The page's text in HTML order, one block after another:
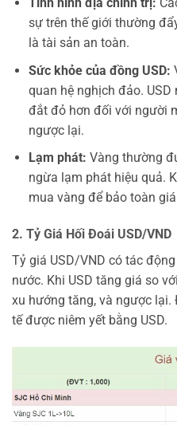
sự trên thế giới thường
là tài sản an toàn.
Sức khỏe của đồng USD:
quan hệ nghịch đảo.
đắt đỏ hơn đối với người
ngược lại.
Lạm phát: Vàng thường
ngừa lạm phát hiệu quả.
mua vàng để bảo toàn
2. Tỷ Giá Hối Đoái USD/VND
Tỷ giá USD/VND có tác
nước. Khi USD tăng giá so
xu hướng tăng, và ngược
tế được niêm yết bằng USD.